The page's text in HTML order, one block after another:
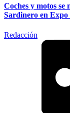
Coches y motos
Sardinero en
Redacción